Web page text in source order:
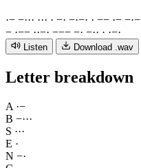
·− −··· ··· · −· −·−· · −− ·− −·−
− ·−− ··−· −−− −· −·· · ·−·
Listen Download .wav
Letter breakdown
A ·−
B −···
S ···
E ·
N −·